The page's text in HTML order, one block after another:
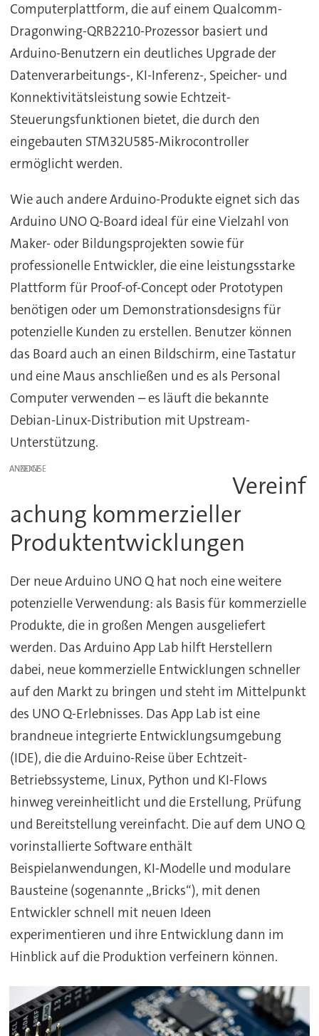
Computerplattform, die auf einem Qualcomm-
Dragonwing-QRB2210-Prozessor basiert und
Arduino-Benutzern ein deutliches Upgrade der
Datenverarbeitungs-, KI-Inferenz-, Speicher- und
Konnektivitätsleistung sowie Echtzeit-
Steuerungsfunktionen bietet, die durch den
eingebauten STM32U585-Mikrocontroller
ermöglicht werden.
Wie auch andere Arduino-Produkte eignet sich das
Arduino UNO Q-Board ideal für eine Vielzahl von
Maker- oder Bildungsprojekten sowie für
professionelle Entwickler, die eine leistungsstarke
Plattform für Proof-of-Concept oder Prototypen
benötigen oder um Demonstrationsdesigns für
potenzielle Kunden zu erstellen. Benutzer können
das Board auch an einen Bildschirm, eine Tastatur
und eine Maus anschließen und es als Personal
Computer verwenden – es läuft die bekannte
Debian-Linux-Distribution mit Upstream-
Unterstützung.
ANZEIGE
Vereinf
achung kommerzieller
Produktentwicklungen
Der neue Arduino UNO Q hat noch eine weitere
potenzielle Verwendung: als Basis für kommerzielle
Produkte, die in großen Mengen ausgeliefert
werden. Das Arduino App Lab hilft Herstellern
dabei, neue kommerzielle Entwicklungen schneller
auf den Markt zu bringen und steht im Mittelpunkt
des UNO Q-Erlebnisses. Das App Lab ist eine
brandneue integrierte Entwicklungsumgebung
(IDE), die die Arduino-Reise über Echtzeit-
Betriebssysteme, Linux, Python und KI-Flows
hinweg vereinheitlicht und die Erstellung, Prüfung
und Bereitstellung vereinfacht. Die auf dem UNO Q
vorinstallierte Software enthält
Beispielanwendungen, KI-Modelle und modulare
Bausteine (sogenannte „Bricks“), mit denen
Entwickler schnell mit neuen Ideen
experimentieren und ihre Entwicklung dann im
Hinblick auf die Produktion verfeinern können.